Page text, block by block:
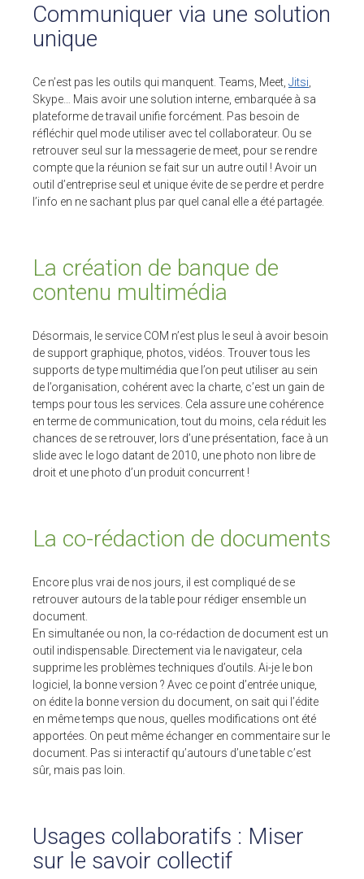
NOS VIDÉOS SUR
Communiquer via une solution
unique
Ce n’est pas les outils qui manquent. Teams, Meet, Jitsi,
Skype… Mais avoir une solution interne, embarquée à sa
plateforme de travail unifie forcément. Pas besoin de
réfléchir quel mode utiliser avec tel collaborateur. Ou se
retrouver seul sur la messagerie de meet, pour se rendre
compte que la réunion se fait sur un autre outil ! Avoir un
outil d’entreprise seul et unique évite de se perdre et perdre
l’info en ne sachant plus par quel canal elle a été partagée.
La création de banque de
contenu multimédia
Désormais, le service COM n’est plus le seul à avoir besoin
de support graphique, photos, vidéos. Trouver tous les
supports de type multimédia que l’on peut utiliser au sein
de l’organisation, cohérent avec la charte, c’est un gain de
temps pour tous les services. Cela assure une cohérence
en terme de communication, tout du moins, cela réduit les
chances de se retrouver, lors d’une présentation, face à un
slide avec le logo datant de 2010, une photo non libre de
droit et une photo d’un produit concurrent !
La co-rédaction de documents
Encore plus vrai de nos jours, il est compliqué de se
retrouver autours de la table pour rédiger ensemble un
document.
En simultanée ou non, la co-rédaction de document est un
outil indispensable. Directement via le navigateur, cela
supprime les problèmes techniques d’outils. Ai-je le bon
logiciel, la bonne version ? Avec ce point d’entrée unique,
on édite la bonne version du document, on sait qui l’édite
en même temps que nous, quelles modifications ont été
apportées. On peut même échanger en commentaire sur le
document. Pas si interactif qu’autours d’une table c’est
sûr, mais pas loin.
Usages collaboratifs : Miser
sur le savoir collectif